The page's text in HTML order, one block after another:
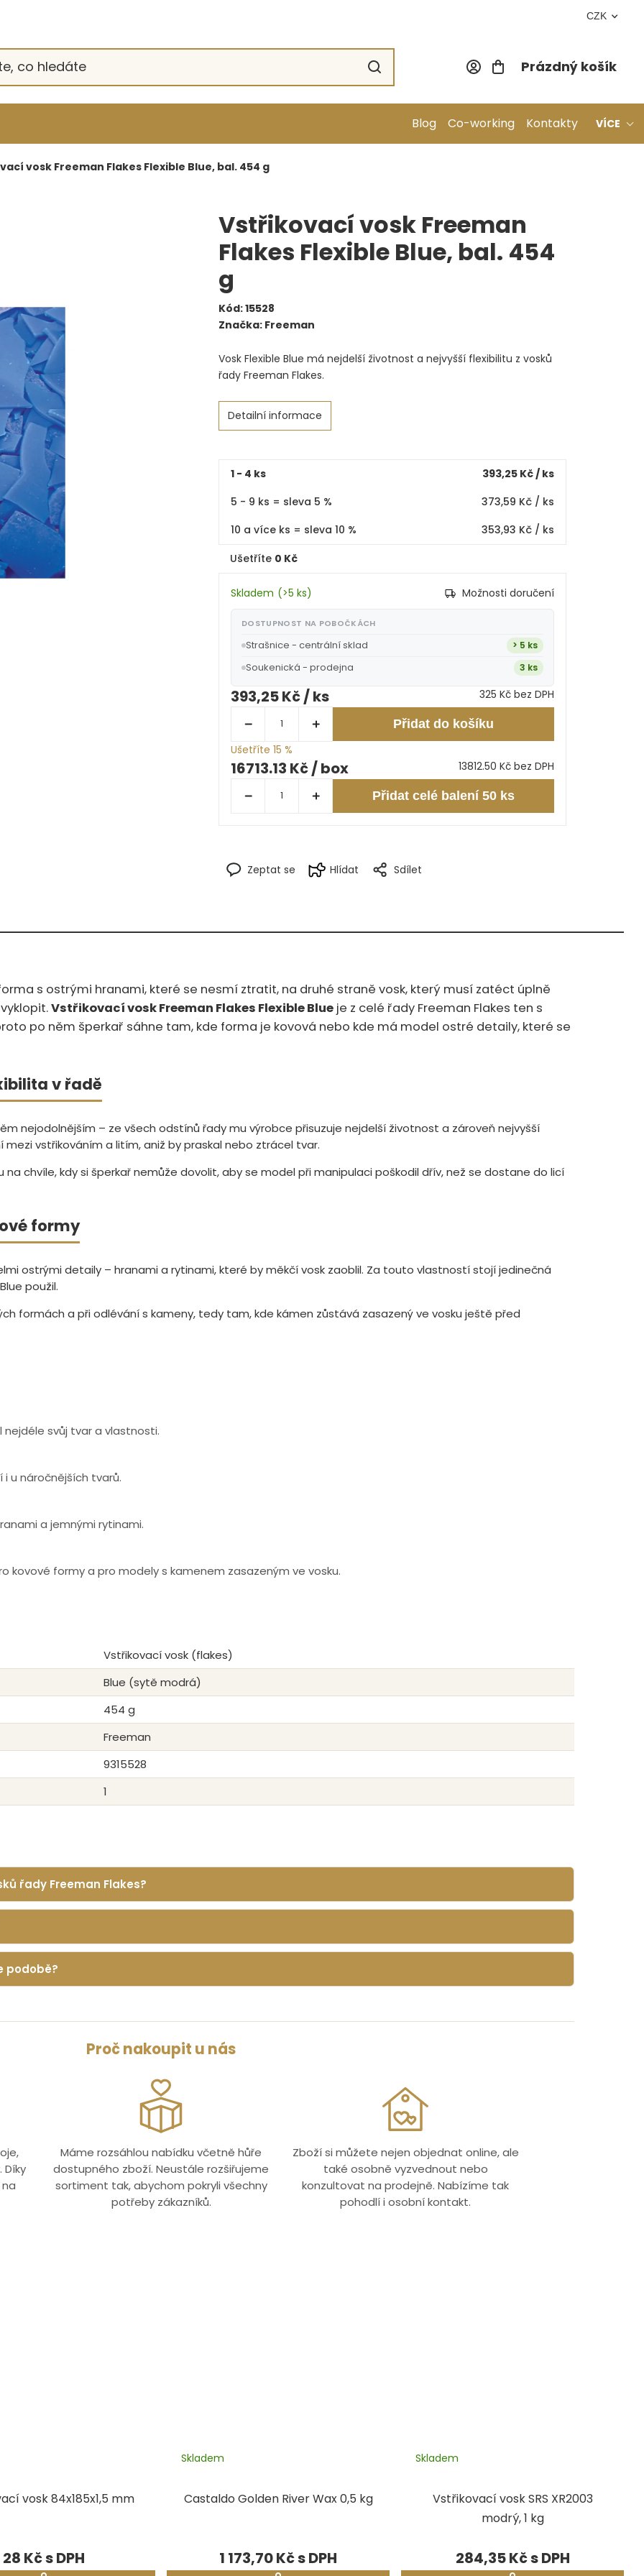
CZK
Nákupní
Prázdný košík
Blog Co-working Kontakty VÍCE
vosk Freeman Flakes Flexible Blue, bal. 454 g
Vstřikovací vosk Freeman
Flakes Flexible Blue, bal. 454
g
Kód:15528
Značka: Freeman
1 - 4 ks 393,25 Kč / ks
5 - 9 ks = sleva 5 %
373,59 Kč / ks
10 a více ks = sleva 10 %
353,93 Kč / ks
Ušetříte 0 Kč
Vosk Flexible Blue má nejdelší životnost a nejvyšší flexibilitu z vosků
řady Freeman Flakes.
Detailní informace
Zeptat se Hlídat Sdílet
Skladem (>5 ks) Možnosti doručení
DOSTUPNOST NA POBOČKÁCH
Strašnice - centrální sklad > 5 ks
Soukenická - prodejna 3 ks
393,25 Kč/ ks 325 Kč bez DPH
Přidat do košíku
Ušetříte 15 %
16713.13 Kč/ box 13812.50 Kč bez DPH
Přidat celé balení 50 ks
s ostrými hranami, které se nesmí ztratit, na druhé straně vosk, který musí zatéct úplně
Vstřikovací vosk Freeman Flakes Flexible Blue je z celé řady Freeman Flakes ten s
po něm šperkař sáhne tam, kde forma je kovová nebo kde má model ostré detaily, které se
v řadě
nejodolnějším – ze všech odstínů řady mu výrobce přisuzuje nejdelší životnost a zároveň nejvyšší
vstřikováním a litím, aniž by praskal nebo ztrácel tvar.
na chvíle, kdy si šperkař nemůže dovolit, aby se model při manipulaci poškodil dřív, než se dostane do licí
formy
ostrými detaily – hranami a rytinami, které by měkčí vosk zaoblil. Za touto vlastností stojí jedinečná
použil.
formách a při odlévání s kameny, tedy tam, kde kámen zůstává zasazený ve vosku ještě před
nejdéle svůj tvar a vlastnosti.
u náročnějších tvarů.
a jemnými rytinami.
kovové formy a pro modely s kamenem zasazeným ve vosku.
Vstřikovací vosk (flakes)
Blue (sytě modrá)
454 g
Freeman
9315528
1
řady Freeman Flakes?
podobě?
Proč nakoupit u nás
Máme rozsáhlou nabídku včetně hůře
dostupného zboží. Neustále rozšiřujeme
sortiment tak, abychom pokryli všechny
potřeby zákazníků.
Zboží si můžete nejen objednat online, ale
také osobně vyzvednout nebo
konzultovat na prodejně. Nabízíme tak
pohodlí i osobní kontakt.
vosk 84x185x1,5 mm
28 Kč
Castaldo Golden River Wax 0,5 kg
Skladem
1 173,70 Kč
Vstřikovací vosk SRS XR2003
modrý, 1 kg
Skladem
284,35 Kč